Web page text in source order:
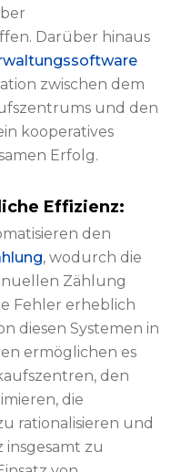
Darüber hinaus
zwischen dem
und den
kooperatives
Erfolg.
Effizienz:
den
, wodurch die
Zählung
Fehler erheblich
diesen Systemen in
ermöglichen es
den
die
rationalisieren und
insgesamt zu